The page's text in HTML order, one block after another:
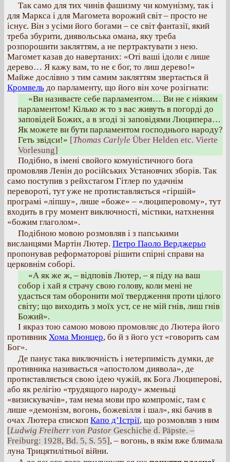
Так само для тих чинів фашизму чи комунізму, так і
для Маркса і для Магомета ворожий світ – просто не
існує. Він з усіми його богами – се світ фантазії, який
треба збурити, диявольська омана, яку треба
розпорошити закляттям, а не пертрактувати з нею.
Магомет казав до навертаних: «Оті ваші ідоли є лише
дерево… Я кажу вам, то не є бог, то лиш дерево!»
Майже дослівно з тим самим закляттям звертається й
Кромвель до парламенту, що його він хоче розігнати:
«Ви називаєте себе парламентом… Ви не є ніяким
парламентом! Кілько ж то з вас живуть в погорді до
заповідей Божих, а в згоді зі заповідями Люципера…
Як можете ви бути парламентом господнього народу?
Геть звідси!» [Thomas Carlyle Über Helden etc. Vierte
Vorlesung]
Подібно, в імені свойого комуністичного бога
промовляв Ленін до російських Установчих зборів. Так
само поступив з рейхстагом Гітлер по удачнім
перевороті, тут уже не протиставляється «гіршій»
програмі «ліпшу», лише «боже» – «люциперовому», тут
входить в гру момент виключності, містики, натхнення
«божим глаголом».
Подібною мовою розмовляв і з папськими
висланцями Мартін Лютер. Петро Паоло Верджерьо
пропонував реформаторові рішити спірні справи на
церковнім соборі.
«А як же ж, – відповів Лютер, – я піду на ваш
собор і хай я страчу свою голову, коли мені не
удасться там оборонити мої твердження проти цілого
світу; що виходить з моїх уст, се не мій гнів, лиш гнів
Божий».
І якраз тою самою мовою промовляє до Лютера його
противникХома Мюнцер, бо й з його уст «говорить сам
Бог».
Де панує така виключність і нетерпимість думки, де
противника називається «апостолом диявола», де
протиставляється свою ідею чужій, як Бога Люциперові,
або як релігію «трудящого народу» жменьці
«визискувачів», там нема мови про компроміс, там є
лише «демонізм, вогонь, божевілля і шал», які бачив в
очах Лютера єпископ Капо д’Істрії, що розмовляв з ним
[Ludwig Freiherr von Pastor Geschiche d. Päpste. –
Freiburg: 1928, Bd. 5, S. 55], – вогонь, в якім вже блимала
луна Трицятилітньої війни.